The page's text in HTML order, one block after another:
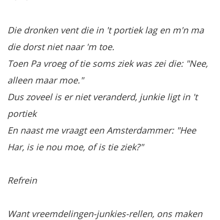
Die dronken vent die in 't portiek lag en m'n ma
die dorst niet naar 'm toe.
Toen Pa vroeg of tie soms ziek was zei die: "Nee,
alleen maar moe."
Dus zoveel is er niet veranderd, junkie ligt in 't
portiek
En naast me vraagt een Amsterdammer: "Hee
Har, is ie nou moe, of is tie ziek?"
Refrein
Want vreemdelingen-junkies-rellen, ons maken